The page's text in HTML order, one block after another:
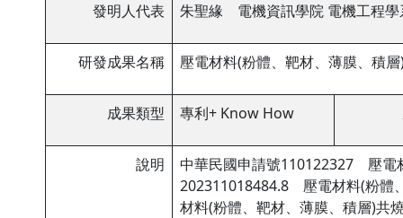
發明人代表 朱聖緣 電機資訊學院 電機工程學
研發成果名稱 壓電材料(粉體、靶材、薄膜、積
成果類型 專利+ Know How
說明
中華民國申請號110122327 壓
202311018484.8 壓電材料(粉
材料(粉體、靶材、薄膜、積層)